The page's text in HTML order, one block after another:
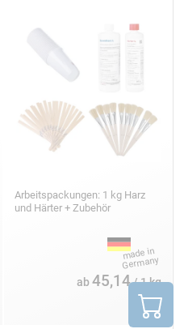
Arbeitspackungen: 1 kg Harz
und Härter + Zubehör
ab45,14/ 1 kg